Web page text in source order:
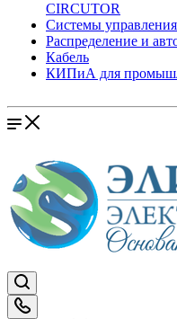
CIRCUTOR
Системы
Распределение и
Кабель
КИПиА для